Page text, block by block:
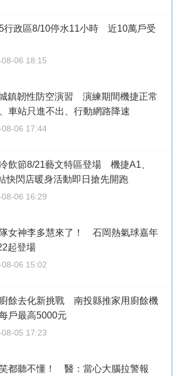
行政區8/10停水11小時 近10萬戶受
06 18:15
鎮韌性防空演習 演練期間機捷正常
車站只進不出、行動網路降速
06 17:44
飲節8/21藝文特區登場 機捷A1、
快閃店暖身活動即日搶先開跑
06 16:29
女神李多慧來了！ 石岡熱氣球嘉年
起登場
06 15:02
餘去化新挑戰 南投縣推家用廚餘機
戶最高5000元
05 17:23
都聽不懂！ 醫：當心大腦拉警報